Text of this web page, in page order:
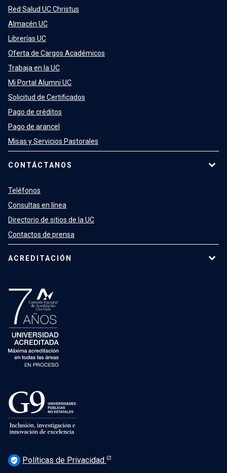
Red Salud UC Christus
Almacén UC
Librerías UC
Oferta de Cargos Académicos
Trabaja en la UC
Mi Portal Alumni UC
Solicitud de Certificados
Pago de créditos
Pago de arancel
Misas y Servicios Pastorales
CONTÁCTANOS
Teléfonos
Consultas en línea
Directorio de sitios de la UC
Contactos de prensa
ACREDITACIÓN
verified_user Políticas de Privacidad